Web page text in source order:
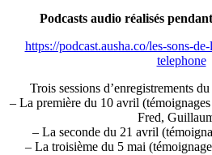
Podcasts audio réalisés
https://podcast.ausha.co/les-sons-
telephone
Trois sessions d’enregistrements
– La première du 10 avril
Fred,
– La seconde du 21 avril
– La troisième du 5 mai